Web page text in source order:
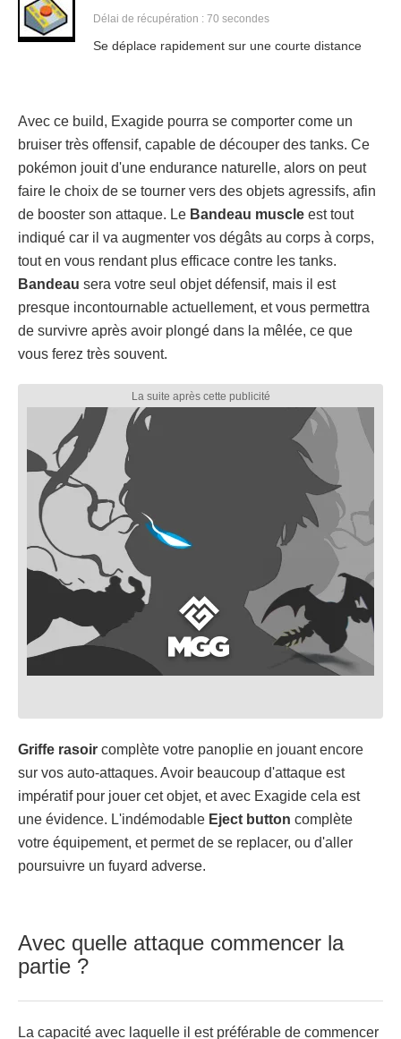
Délai de récupération : 70 secondes
Se déplace rapidement sur une courte distance
Avec ce build, Exagide pourra se comporter come un
bruiser très offensif, capable de découper des tanks. Ce
pokémon jouit d'une endurance naturelle, alors on peut
faire le choix de se tourner vers des objets agressifs, afin
de booster son attaque. Le Bandeau muscle est tout
indiqué car il va augmenter vos dégâts au corps à corps,
tout en vous rendant plus efficace contre les tanks.
Bandeau sera votre seul objet défensif, mais il est
presque incontournable actuellement, et vous permettra
de survivre après avoir plongé dans la mêlée, ce que
vous ferez très souvent.
Griffe rasoir complète votre panoplie en jouant encore
sur vos auto-attaques. Avoir beaucoup d'attaque est
impératif pour jouer cet objet, et avec Exagide cela est
une évidence. L'indémodable Eject button complète
votre équipement, et permet de se replacer, ou d'aller
poursuivre un fuyard adverse.
Avec quelle attaque commencer la
partie ?
La capacité avec laquelle il est préférable de commencer